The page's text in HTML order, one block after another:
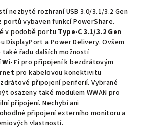
nezbyté rozhraní USB 3.0/3.1/3.2 Gen
portů vybaven funkcí PowerShare.
v podobě portu Type-C 3.1/3.2 Gen
DisplayPort a Power Delivery. Ovšem
řadu dalších možností
Wi-Fi pro připojení k bezdrátovým
pro kabelovou konektivitu
připojení periferií. Vybrané
osazeny také modulem WWAN pro
připojení. Nechybí ani
připojení externího monitoru a
vlastností.